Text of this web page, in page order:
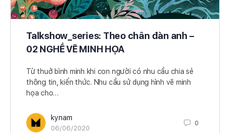
Talkshow_series: Theo chân đàn anh –
02 NGHỀ VẼ MINH HỌA
Từ thuở bình minh khi con người có nhu cầu chia sẻ
thông tin, kiến thức. Nhu cầu sử dụng hình vẽ minh
họa cho…
kynam
06/06/2020
0